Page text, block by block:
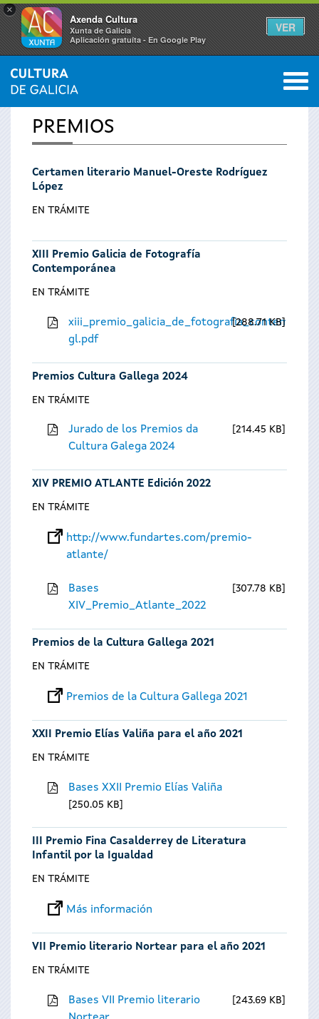
×
Axenda Cultura
Xunta de Galicia
Aplicación gratuíta - En Google Play
VER
Se
encuentra
usted
aquí
INICIO 0
PREMIOS
Certamen literario Manuel-Oreste Rodríguez
López
EN TRÁMITE
XIII Premio Galicia de Fotografía
Contemporánea
EN TRÁMITE
gl.pdf
288.71 KB
Premios Cultura Gallega 2024
EN TRÁMITE
Jurado de los Premios da
Cultura Galega 2024
214.45 KB
XIV PREMIO ATLANTE Edición 2022
EN TRÁMITE
http://www.fundartes.com/premio-
atlante/
Bases
XIV_Premio_Atlante_2022
307.78 KB
Premios de la Cultura Gallega 2021
EN TRÁMITE
Premios de la Cultura Gallega 2021
XXII Premio Elías Valiña para el año 2021
EN TRÁMITE
Bases XXII Premio Elías Valiña
250.05 KB
III Premio Fina Casalderrey de Literatura
Infantil por la Igualdad
EN TRÁMITE
Más información
VII Premio literario Nortear para el año 2021
EN TRÁMITE
Bases VII Premio literario
243.69 KB